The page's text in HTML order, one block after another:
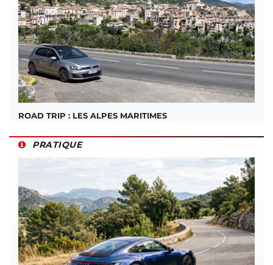
ROAD TRIP : LES ALPES MARITIMES
PRATIQUE